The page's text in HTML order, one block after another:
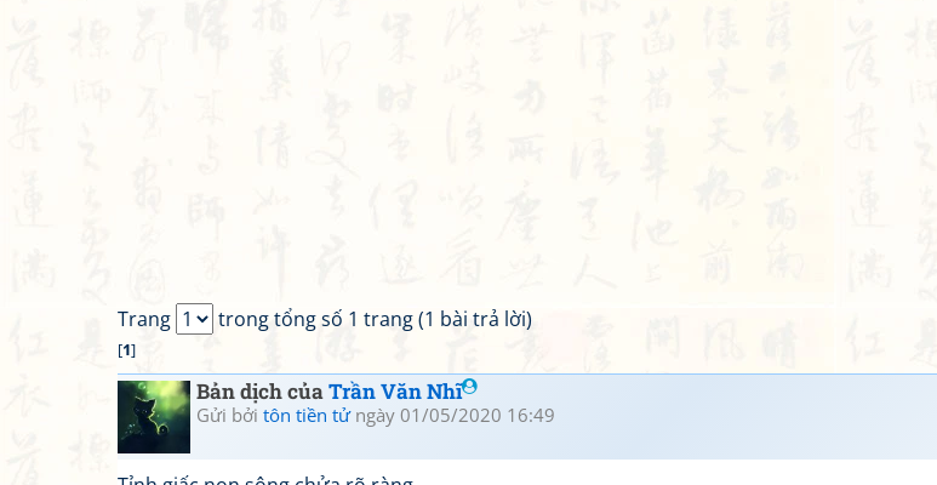
Trang trong tổng số 1 trang (1 bài trả lời)
[1]
Bản dịch củaTrần Văn Nhĩ
Gửi bởi tôn tiền tửngày 01/05/2020 16:49